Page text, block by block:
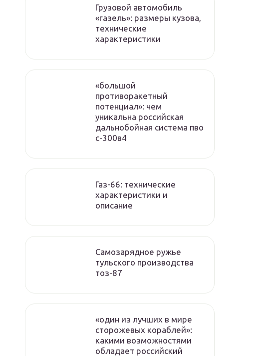
Грузовой автомобиль
«газель»: размеры кузова,
технические
характеристики
«большой
противоракетный
потенциал»: чем
уникальна российская
дальнобойная система пво
с-300в4
Газ-66: технические
характеристики и
описание
Самозарядное ружье
тульского производства
тоз-87
«один из лучших в мире
сторожевых кораблей»:
какими возможностями
обладает российский